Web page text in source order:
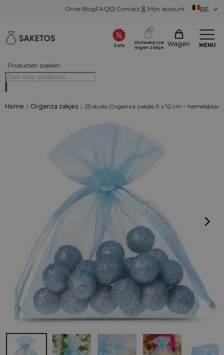
Onze BlogFAQ Contact Mijn account BE
Producten zoeken
Sale
Ontwerp uw
eigen zakje
Wagen MENU
Home | Organza zakjes | 25 stuks Organza zakjes 9 x 12 cm -